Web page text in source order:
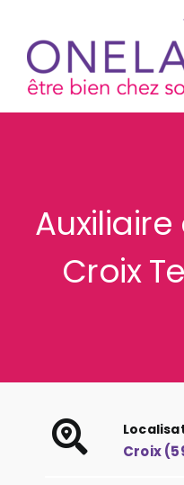
Auxiliaire
Croix
Croix